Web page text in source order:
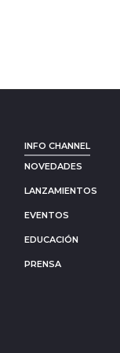
INFO CHANNEL
NOVEDADES
LANZAMIENTOS
EVENTOS
EDUCACIÓN
PRENSA